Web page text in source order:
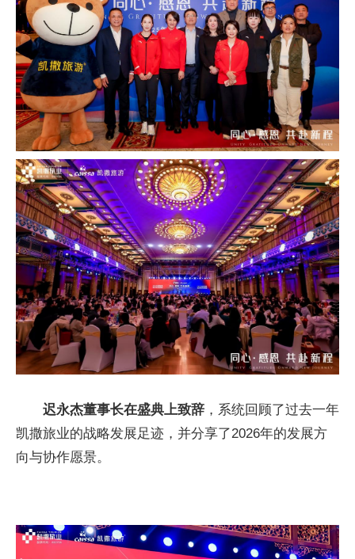
迟永杰董事长在盛典上致辞 ，系统回顾了过去一年
凯撒旅业的战略发展足迹，并分享了2026年的发展方
向与协作愿景。